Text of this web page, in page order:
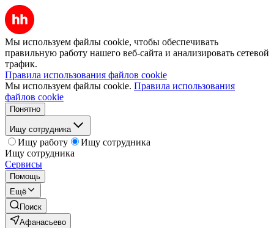
Мы используем файлы cookie, чтобы обеспечивать
правильную работу нашего веб-сайта и анализировать сетевой
трафик.
Правила использования файлов cookie
Мы используем файлы cookie. Правила использования
файлов cookie
Понятно
Ищу сотрудника
Ищу работу
Ищу сотрудника
Ищу сотрудника
Сервисы
Помощь
Ещё
Поиск
Афанасьево